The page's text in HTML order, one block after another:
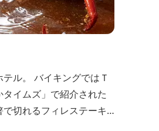
ル。 バイキングではＴ
イムズ」で紹介された
切れるフィレステーキ
勢志摩の食材をお楽し